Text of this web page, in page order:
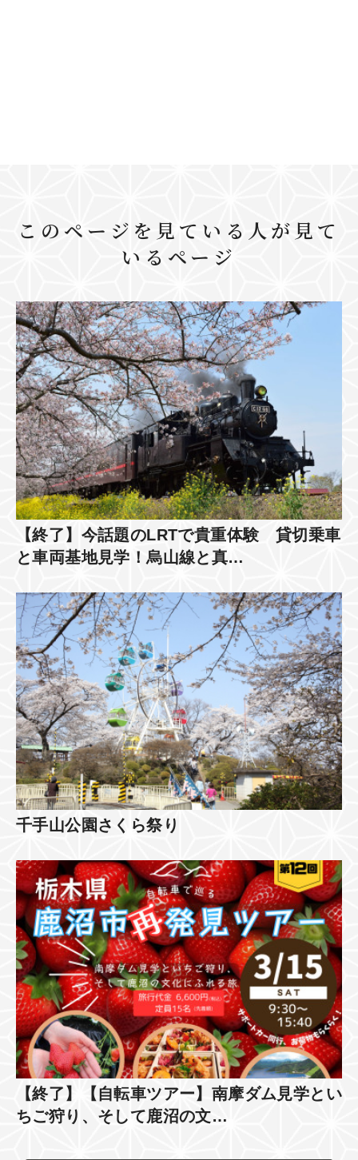
このページを見ている人が見て
いるページ
【終了】今話題のLRTで貴重体験 貸切乗車
と車両基地見学！烏山線と真…
千手山公園さくら祭り
【終了】【自転車ツアー】南摩ダム見学とい
ちご狩り、そして鹿沼の文…